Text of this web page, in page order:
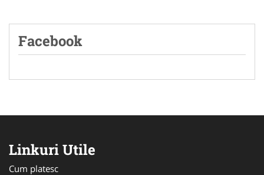
Facebook
Linkuri Utile
Cum platesc